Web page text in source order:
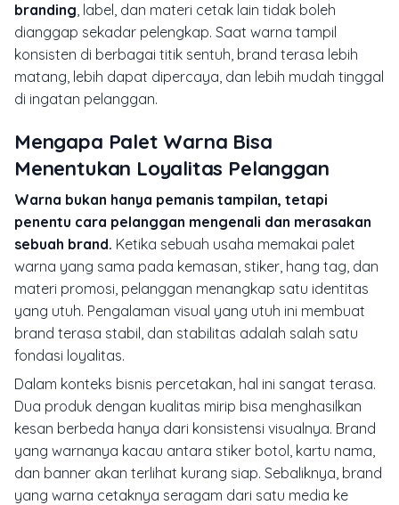
branding, label, dan materi cetak lain tidak boleh
dianggap sekadar pelengkap. Saat warna tampil
konsisten di berbagai titik sentuh, brand terasa lebih
matang, lebih dapat dipercaya, dan lebih mudah tinggal
di ingatan pelanggan.
Mengapa Palet Warna Bisa
Menentukan Loyalitas Pelanggan
Warna bukan hanya pemanis tampilan, tetapi
penentu cara pelanggan mengenali dan merasakan
sebuah brand. Ketika sebuah usaha memakai palet
warna yang sama pada kemasan, stiker, hang tag, dan
materi promosi, pelanggan menangkap satu identitas
yang utuh. Pengalaman visual yang utuh ini membuat
brand terasa stabil, dan stabilitas adalah salah satu
fondasi loyalitas.
Dalam konteks bisnis percetakan, hal ini sangat terasa.
Dua produk dengan kualitas mirip bisa menghasilkan
kesan berbeda hanya dari konsistensi visualnya. Brand
yang warnanya kacau antara stiker botol, kartu nama,
dan banner akan terlihat kurang siap. Sebaliknya, brand
yang warna cetaknya seragam dari satu media ke